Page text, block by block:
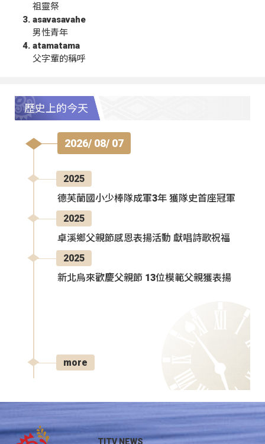
祖靈祭
asavasavahe
男性青年
atamatama
父字輩的稱呼
歷史上的今天
2026/ 08/ 07
2025
德芙蘭國小少棒隊成軍3年 獲隊史首座冠軍
2025
卓溪鄉父親節感恩表揚活動 獻唱詩歌祝福
2025
新北烏來歡慶父親節 13位模範父親獲表揚
more
TITV NEWS